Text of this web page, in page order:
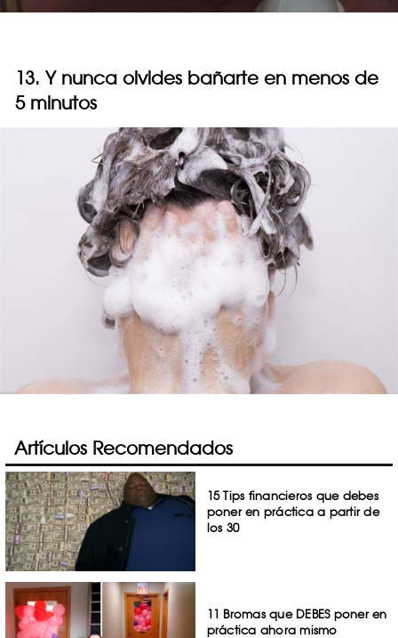
13. Y nunca olvides bañarte en menos de
5 minutos
Artículos Recomendados
15 Tips financieros que debes
poner en práctica a partir de
los 30
11 Bromas que DEBES poner en
práctica ahora mismo